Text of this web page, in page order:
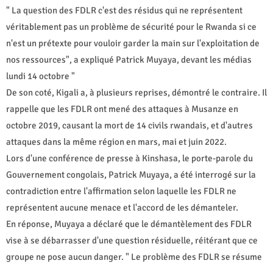
" La question des FDLR c'est des résidus qui ne représentent
véritablement pas un problème de sécurité pour le Rwanda si ce
n'est un prétexte pour vouloir garder la main sur l'exploitation de
nos ressources", a expliqué Patrick Muyaya, devant les médias
lundi 14 octobre "
De son coté, Kigali a, à plusieurs reprises, démontré le contraire. Il
rappelle que les FDLR ont mené des attaques à Musanze en
octobre 2019, causant la mort de 14 civils rwandais, et d'autres
attaques dans la même région en mars, mai et juin 2022.
Lors d'une conférence de presse à Kinshasa, le porte-parole du
Gouvernement congolais, Patrick Muyaya, a été interrogé sur la
contradiction entre l'affirmation selon laquelle les FDLR ne
représentent aucune menace et l'accord de les démanteler.
En réponse, Muyaya a déclaré que le démantèlement des FDLR
vise à se débarrasser d'une question résiduelle, réitérant que ce
groupe ne pose aucun danger. " Le problème des FDLR se résume